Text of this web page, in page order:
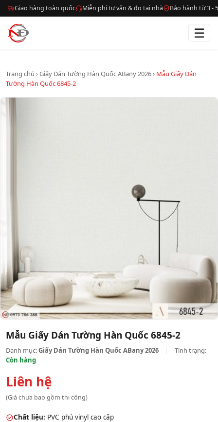
Giao hàng toàn quốc Miễn phí tư vấn & đo tại nhà Bảo hành từ 3 -
☰
Trang chủ ›Giấy Dán Tường Hàn Quốc ABany 2026› Mẫu Giấy Dán
Tường Hàn Quốc 6845-2
Mẫu Giấy Dán Tường Hàn Quốc 6845-2
Danh mục:Giấy Dán Tường Hàn Quốc ABany 2026
Tình trạng:
Còn hàng
Liên hệ
(Giá chưa bao gồm thi công)
Chất liệu: PVC phủ vinyl cao cấp